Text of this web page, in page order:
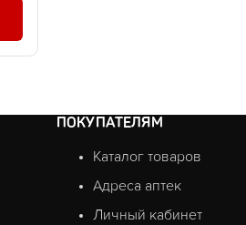
ПОКУПАТЕЛЯМ
Каталог товаров
Адреса аптек
Личный кабинет